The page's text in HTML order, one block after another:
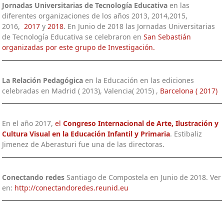
Jornadas Universitarias de Tecnología Educativaen las
diferentes organizaciones de los años 2013, 2014,2015,
2016,2017y2018. En Junio de 2018 las Jornadas Universitarias
de Tecnología Educativa se celebraron enSan Sebastián
organizadas por este grupo de Investigación.
La Relación Pedagógica en la Educación en las ediciones
celebradas en Madrid ( 2013), Valencia( 2015) , Barcelona ( 2017)
En el año 2017,elCongreso Internacional de Arte, Ilustración y
Cultura Visual en la Educación Infantil y Primaria. Estibaliz
Jimenez de Aberasturi fue una de las directoras.
Conectando redes Santiago de Compostela en Junio de 2018. Ver
en: http://conectandoredes.reunid.eu